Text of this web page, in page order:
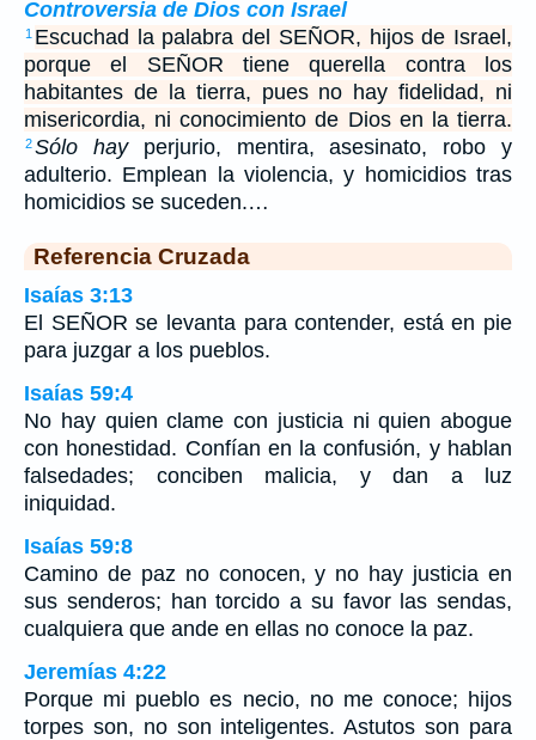
Controversia de Dios con Israel
1 Escuchad la palabra del SEÑOR, hijos de Israel,
porque el SEÑOR tiene querella contra los
habitantes de la tierra, pues no hay fidelidad, ni
misericordia, ni conocimiento de Dios en la tierra.
2Sólo hayperjurio, mentira, asesinato, robo y
adulterio. Emplean la violencia, y homicidios tras
homicidios se suceden.…
Referencia Cruzada
Isaías 3:13
El SEÑOR se levanta para contender, está en pie
para juzgar a los pueblos.
Isaías 59:4
No hay quien clame con justicia ni quien abogue
con honestidad. Confían en la confusión, y hablan
falsedades; conciben malicia, y dan a luz
iniquidad.
Isaías 59:8
Camino de paz no conocen, y no hay justicia en
sus senderos; han torcido a su favor las sendas,
cualquiera que ande en ellas no conoce la paz.
Jeremías 4:22
Porque mi pueblo es necio, no me conoce; hijos
torpes son, no son inteligentes. Astutos son para